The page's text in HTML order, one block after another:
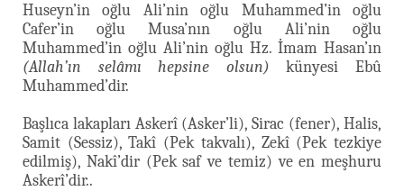
Huseyn’in oğlu Ali’nin oğlu Muhammed’in oğlu
Cafer’in oğlu Musa’nın oğlu Ali’nin oğlu
Muhammed’in oğlu Ali’nin oğlu Hz. İmam Hasan’ın
(Allah’ın selâmı hepsine olsun) künyesi Ebû
Muhammed’dir.
Başlıca lakapları Askerî (Asker’li), Sirac (fener), Halis,
Samit (Sessiz), Takî (Pek takvalı), Zekî (Pek tezkiye
edilmiş), Nakî’dir (Pek saf ve temiz) ve en meşhuru
Askerî’dir..